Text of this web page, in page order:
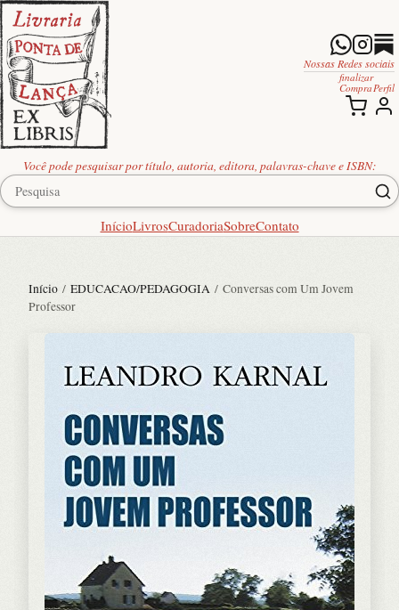
Você pode pesquisar por título, autoria, editora, palavras-chave e ISBN:
InícioLivrosCuradoriaSobreContato
Nossas Redes sociais
finalizar
Compra Perfil
Início / EDUCACAO/PEDAGOGIA / Conversas com Um Jovem
Professor